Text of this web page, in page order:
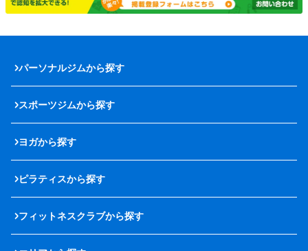
パーソナルジムから探す
スポーツジムから探す
ヨガから探す
ピラティスから探す
フィットネスクラブから探す